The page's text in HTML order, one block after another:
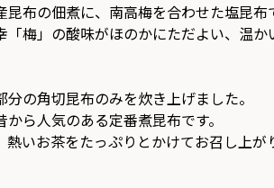
布の佃煮に、南高梅を合わせた塩昆布
梅」の酸味がほのかにただよい、温か
の角切昆布のみを炊き上げました。
ら人気のある定番煮昆布です。
いお茶をたっぷりとかけてお召し上が